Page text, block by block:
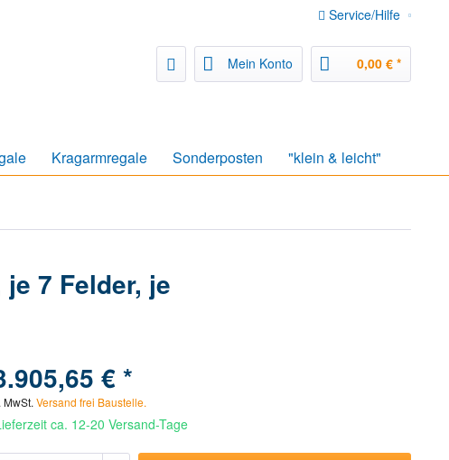
Service/Hilfe
Mein Konto 0,00 € *
Kragarmregale Sonderposten "klein & leicht"
7 Felder, je
€ *
MwSt.Versand frei Baustelle.
ca. 12-20 Versand-Tage